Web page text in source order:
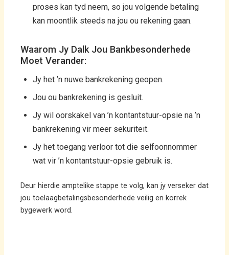
proses kan tyd neem, so jou volgende betaling
kan moontlik steeds na jou ou rekening gaan.
Waarom Jy Dalk Jou Bankbesonderhede
Moet Verander:
Jy het ’n nuwe bankrekening geopen.
Jou ou bankrekening is gesluit.
Jy wil oorskakel van ’n kontantstuur-opsie na ’n
bankrekening vir meer sekuriteit.
Jy het toegang verloor tot die selfoonnommer
wat vir ’n kontantstuur-opsie gebruik is.
Deur hierdie amptelike stappe te volg, kan jy verseker dat
jou toelaagbetalingsbesonderhede veilig en korrek
bygewerk word.